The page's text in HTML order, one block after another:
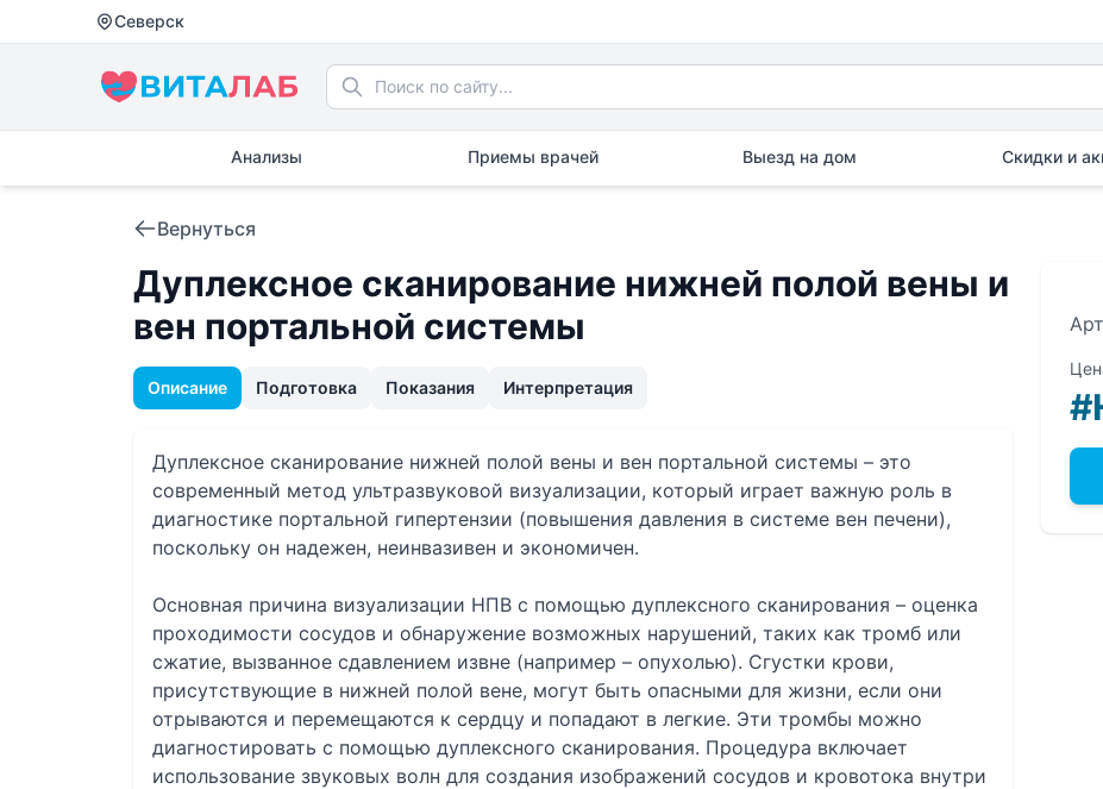
Северск
Анализы Приемы врачей Выезд на дом Скидки и
Вернуться
Дуплексное сканирование нижней полой вены и
вен портальной системы
Описание Подготовка Показания Интерпретация
Дуплексное сканирование нижней полой вены и вен портальной системы – это
современный метод ультразвуковой визуализации, который играет важную роль в
диагностике портальной гипертензии (повышения давления в системе вен печени),
поскольку он надежен, неинвазивен и экономичен.
Основная причина визуализации НПВ с помощью дуплексного сканирования – оценка
проходимости сосудов и обнаружение возможных нарушений, таких как тромб или
сжатие, вызванное сдавлением извне (например – опухолью). Сгустки крови,
присутствующие в нижней полой вене, могут быть опасными для жизни, если они
отрываются и перемещаются к сердцу и попадают в легкие. Эти тромбы можно
диагностировать с помощью дуплексного сканирования. Процедура включает
использование звуковых волн для создания изображений сосудов и кровотока внутри